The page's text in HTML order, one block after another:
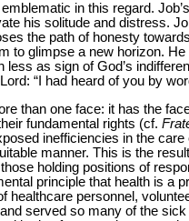
in this regard.
his solitude and distress.
the path of honesty
to glimpse a new horizon.
as sign of God’s
“I had heard of you by
than one face: it has the
fundamental rights (cf.
inefficiencies in the
manner. This is the
holding positions of
principle that health is a
healthcare personnel,
served so many of the